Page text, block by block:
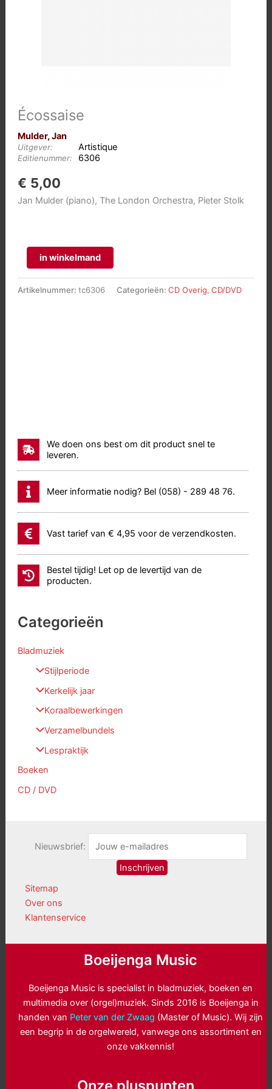
We doen ons best om dit product snel te
leveren.
Meer informatie nodig? Bel (058) - 289 48 76.
Vast tarief van € 4,95 voor de verzendkosten.
Bestel tijdig! Let op de levertijd van de
producten.
Categorieën
Bladmuziek
Stijlperiode
Kerkelijk jaar
Koraalbewerkingen
Verzamelbundels
Lespraktijk
Boeken
CD / DVD
Écossaise
Mulder, Jan
Uitgever: Artistique
Editienummer: 6306
€ 5,00
Jan Mulder (piano), The London Orchestra, Pieter Stolk
Écossaise
aantal
in winkelmand
Artikelnummer: tc6306 Categorieën: CD Overig, CD/DVD
Nieuwsbrief:
Sitemap
Over ons
Klantenservice
Boeijenga Music
Boeijenga Music is specialist in bladmuziek, boeken en
multimedia over (orgel)muziek. Sinds 2016 is Boeijenga in
handen van Peter van der Zwaag (Master of Music). Wij zijn
een begrip in de orgelwereld, vanwege ons assortiment en
onze vakkennis!